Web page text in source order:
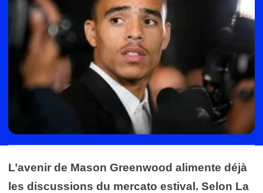
L’avenir de Mason Greenwood alimente déjà
les discussions du mercato estival. Selon La